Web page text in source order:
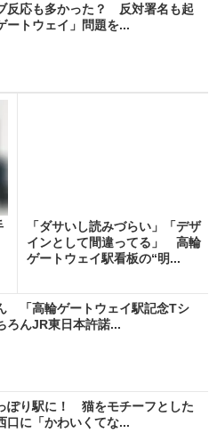
反応も多かった？ 反対署名も起
ートウェイ」問題を...
「ダサいし読みづらい」「デザ
インとして間違ってる」 高輪
ゲートウェイ駅看板の“明...
「高輪ゲートウェイ駅記念Tシ
ろんJR東日本許諾...
ぽり駅に！ 猫をモチーフとした
口に「かわいくてな...